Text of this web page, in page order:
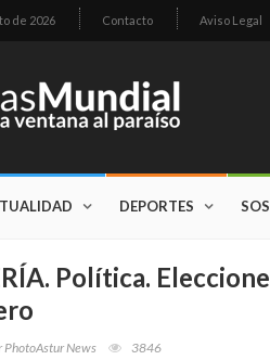
de 2026 Contacto Aviso Legal
DEPORTES
Política.
PhotoAstur News 3846